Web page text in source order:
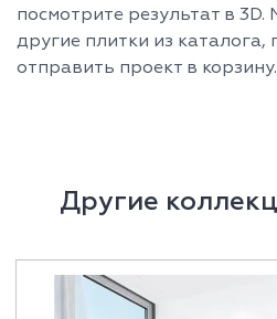
посмотрите результат в
другие плитки из каталога,
отправить проект в корзину.
Другие